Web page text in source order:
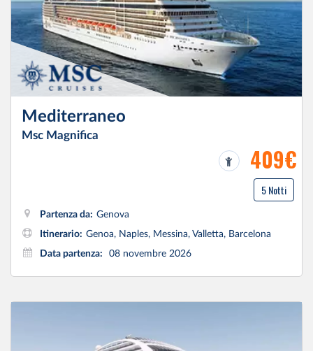
Mediterraneo
Msc Magnifica
409€
5 Notti
Partenza da: Genova
Itinerario: Genoa, Naples, Messina, Valletta, Barcelona
Data partenza:
08 novembre 2026